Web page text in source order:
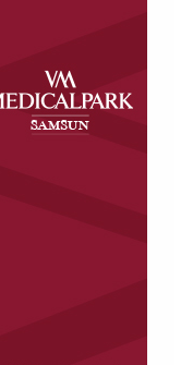
DÜNYA
MAGAZİN